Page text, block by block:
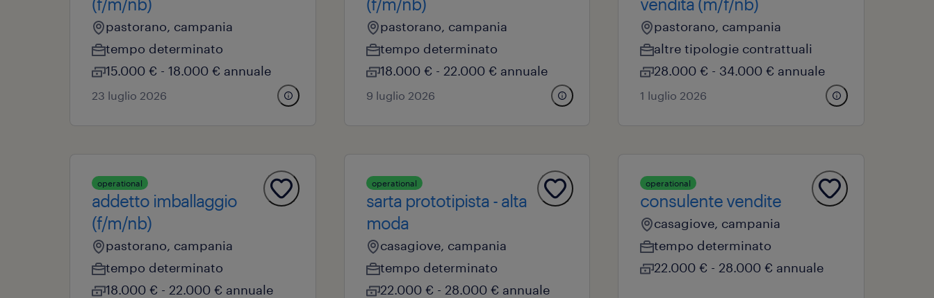
pastorano, campania
tempo determinato
15.000 € - 18.000 € annuale
23 luglio 2026
pastorano, campania
tempo determinato
18.000 € - 22.000 € annuale
9 luglio 2026
pastorano, campania
altre tipologie contrattuali
28.000 € - 34.000 € annuale
1 luglio 2026
operational
addetto imballaggio
(f/m/nb)
pastorano, campania
tempo determinato
18.000 € - 22.000 € annuale
operational
sarta prototipista - alta
moda
casagiove, campania
tempo determinato
22.000 € - 28.000 € annuale
operational
consulente vendite
casagiove, campania
tempo determinato
22.000 € - 28.000 € annuale